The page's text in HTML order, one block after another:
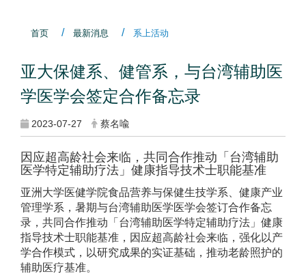
首页 最新消息 系上活动
亚大保健系、健管系，与台湾辅助医
学医学会签定合作备忘录
2023-07-27 蔡名喩
因应超高龄社会来临，共同合作推动「台湾辅助
医学特定辅助疗法」健康指导技术士职能基准
亚洲大学医健学院食品营养与保健生技学系、健康产业
管理学系，暑期与台湾辅助医学医学会签订合作备忘
录，共同合作推动「台湾辅助医学特定辅助疗法」健康
指导技术士职能基准，因应超高龄社会来临，强化以产
学合作模式，以研究成果的实证基础，推动老龄照护的
辅助医疗基准。